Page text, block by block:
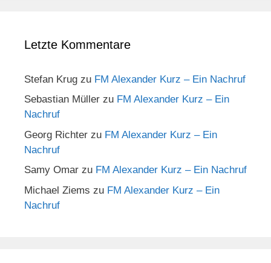
Letzte Kommentare
Stefan Krug zu FM Alexander Kurz – Ein Nachruf
Sebastian Müller zu FM Alexander Kurz – Ein
Nachruf
Georg Richter zu FM Alexander Kurz – Ein
Nachruf
Samy Omar zu FM Alexander Kurz – Ein Nachruf
Michael Ziems zu FM Alexander Kurz – Ein
Nachruf